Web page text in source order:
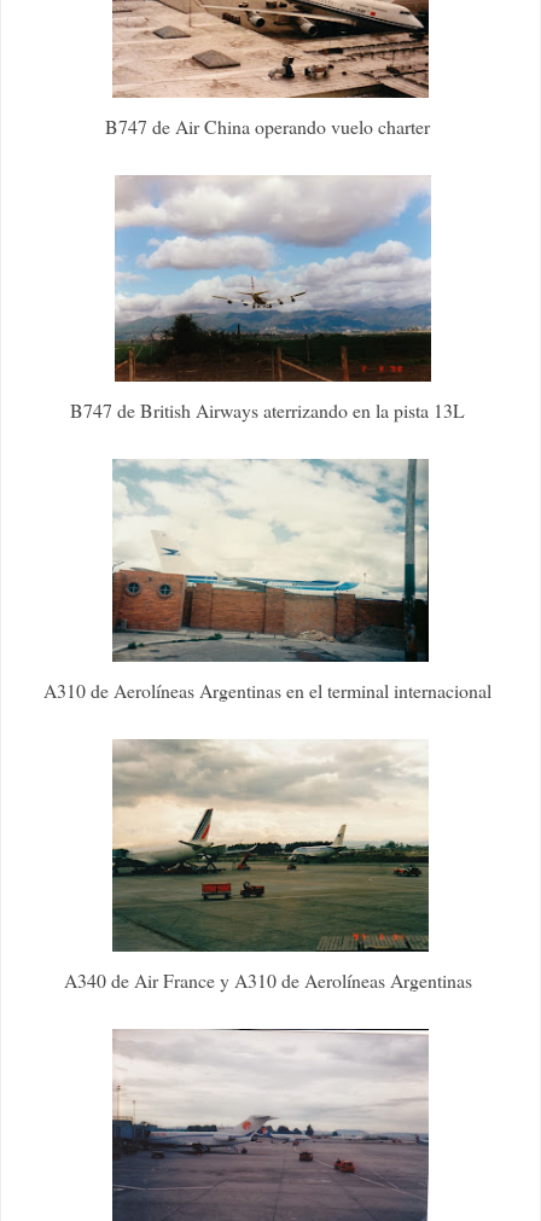
B747 de Air China operando vuelo charter
B747 de British Airways aterrizando en la pista 13L
A310 de Aerolíneas Argentinas en el terminal internacional
A340 de Air France y A310 de Aerolíneas Argentinas